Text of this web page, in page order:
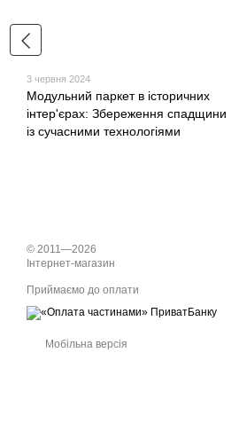
3 червня 2024
Модульний паркет в історичних
інтер'єрах: Збереження спадщини
із сучасними технологіями
© 2011—2026
Інтернет-магазин
Приймаємо до оплати
Мобільна версія